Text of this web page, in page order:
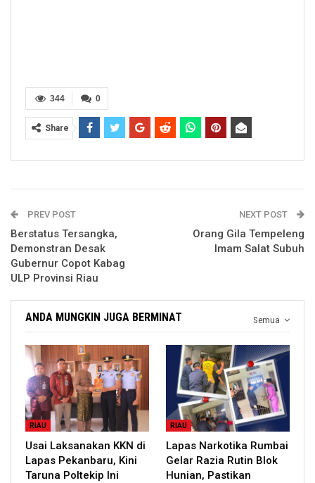
0
344
Share
PREV POST
Berstatus Tersangka,
Demonstran Desak
Gubernur Copot Kabag
ULP Provinsi Riau
NEXT POST
Orang Gila Tempeleng
Imam Salat Subuh
Semua
ANDA MUNGKIN JUGA BERMINAT
RIAU
Usai Laksanakan KKN di
Lapas Pekanbaru, Kini
Taruna Poltekip Ini
RIAU
Lapas Narkotika Rumbai
Gelar Razia Rutin Blok
Hunian, Pastikan